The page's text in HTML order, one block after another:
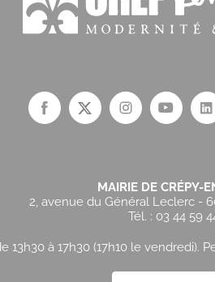
MAIRIE DE CRÉPY-
2, avenue du Général Leclerc -
Tél. : 03 44 59
13h30 à 17h30 (17h10 le vendredi).